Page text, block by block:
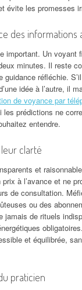
évite les promesses
des informations
important. Un voyant
minutes. Il reste
guidance réfléchie.
idée à l’autre, il
de voyance par
prédictions ne
entendre.
clarté
et
à l’avance et ne
de consultation.
ou des
jamais de rituels
et équilibrée,
praticien